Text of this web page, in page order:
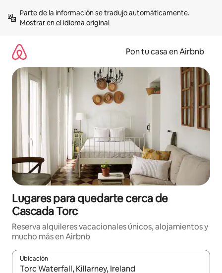
contenidoMostrar en el idioma original
Pon tu casa en Airbnb
Lugares para quedarte cerca de
Cascada Torc
Reserva alquileres vacacionales únicos, alojamientos y
mucho más en Airbnb
Ubicación
Cuando los resultados estén disponibles, navega con las